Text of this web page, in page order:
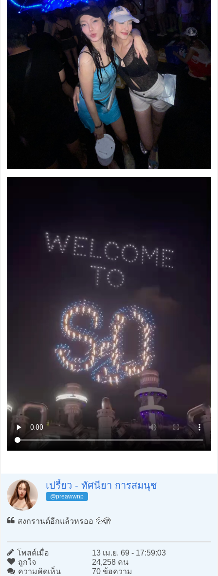
เปรี้ยว - ทัศนียา การสมนุช
@preawwnp
สงกรานต์อีกแล้วหรออ 💦🫣
โพสต์เมื่อ
13 เม.ย. 69 - 17:59:03
ถูกใจ
24,258 คน
ความคิดเห็น
70 ข้อความ